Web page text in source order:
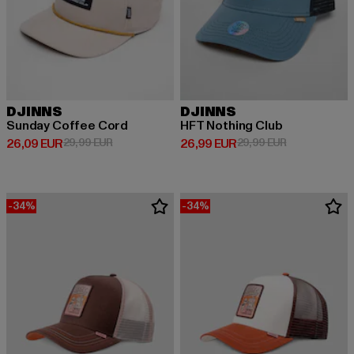
DJINNS
Sunday Coffee Cord
26,09 EUR
Derzeitiger Preis: 26,09 EUR
29,99 EURAktionspreis: 29,99 EUR
DJINNS
HFT Nothing Club
26,99 EUR
Derzeitiger Preis: 26,99 EUR
29,99 EURAktionspreis:
-34% -34%